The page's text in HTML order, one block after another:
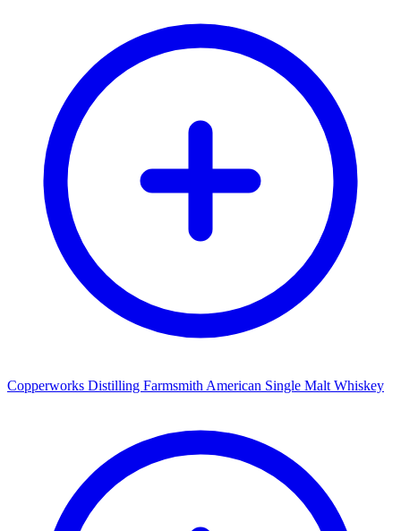
Copperworks Distilling Farmsmith American Single Malt Whiskey